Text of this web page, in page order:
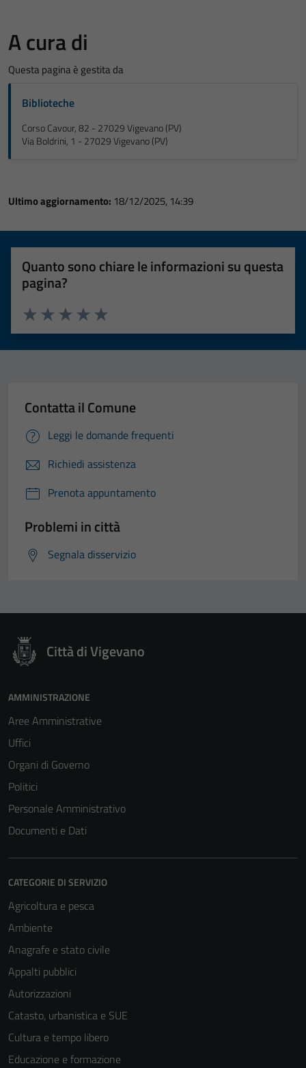
A cura di
Questa pagina è gestita da
Biblioteche
Corso Cavour, 82 - 27029 Vigevano (PV)
Via Boldrini, 1 - 27029 Vigevano (PV)
Ultimo aggiornamento: 18/12/2025, 14:39
Quanto sono chiare le informazioni su questa
pagina?
Valuta 5 stelle su 5
Valuta 4 stelle su 5
Valuta 3 stelle su 5
Valuta 2 stelle su 5
Valuta 1 stelle su 5
Contatta il Comune
Leggi le domande frequenti
Richiedi assistenza
Prenota appuntamento
Problemi in città
Segnala disservizio
Città di Vigevano
AMMINISTRAZIONE
Aree Amministrative
Uffici
Organi di Governo
Politici
Personale Amministrativo
Documenti e Dati
CATEGORIE DI SERVIZIO
Agricoltura e pesca
Ambiente
Anagrafe e stato civile
Appalti pubblici
Autorizzazioni
Catasto, urbanistica e SUE
Cultura e tempo libero
Educazione e formazione